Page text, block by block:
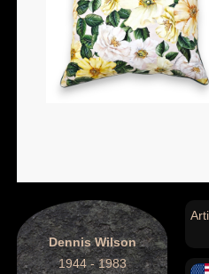
Dennis Wilson
1944 - 1983